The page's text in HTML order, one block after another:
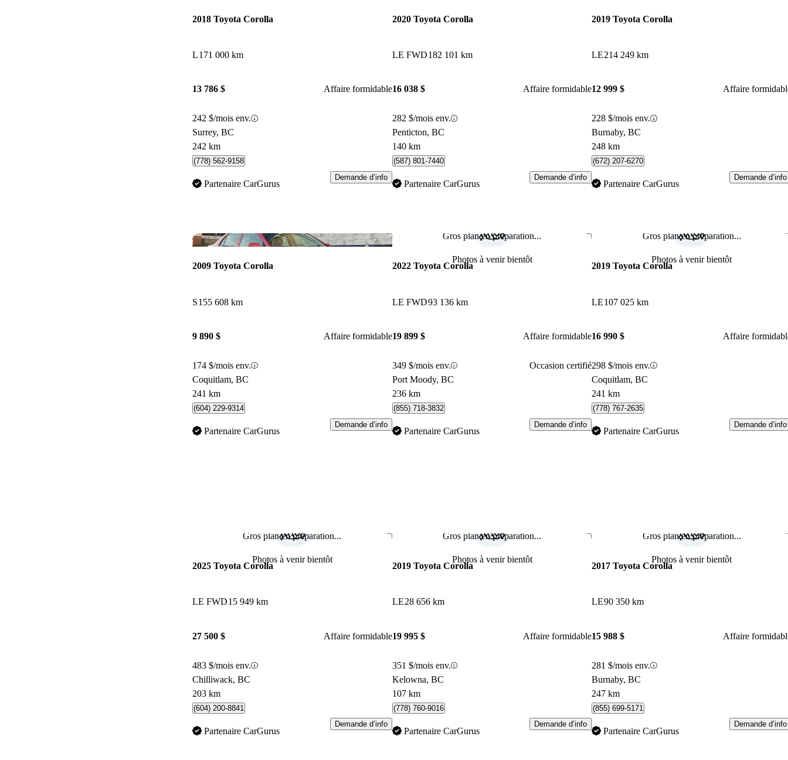
2018 Toyota Corolla
L171 000 km
13 786 $ Affaire formidable
242 $/mois env.
Surrey, BC
242 km
(778) 562-9158
Partenaire CarGurus
Demande d’info
2020 Toyota Corolla
LE FWD182 101 km
16 038 $ Affaire formidable
282 $/mois env.
Penticton, BC
140 km
(587) 801-7440
Partenaire CarGurus
Demande d’info
2019 Toyota Corolla
LE214 249 km
12 999 $ Affaire
228 $/mois env.
Burnaby, BC
248 km
(672) 207-6270
Partenaire CarGurus
Demande d’info
Enregistrer cette annonce
2009 Toyota Corolla
S155 608 km
9 890 $ Affaire formidable
174 $/mois env.
Coquitlam, BC
241 km
(604) 229-9314
Partenaire CarGurus
Demande d’info
Gros plan en préparation...
Photos à venir bientôt
Enregistrer cette annonce
2022 Toyota Corolla
LE FWD93 136 km
19 899 $ Affaire formidable
349 $/mois env.
Occasion certifié
Port Moody, BC
236 km
(855) 718-3832
Partenaire CarGurus
Demande d’info
Gros plan en préparation...
Photos à venir bientôt
2019 Toyota Corolla
LE107 025 km
16 990 $ Affaire
298 $/mois env.
Coquitlam, BC
241 km
(778) 767-2635
Partenaire CarGurus
Demande d’info
Gros plan en préparation...
Photos à venir bientôt
Enregistrer cette annonce
2025 Toyota Corolla
LE FWD15 949 km
27 500 $ Affaire formidable
483 $/mois env.
Chilliwack, BC
203 km
(604) 200-8841
Partenaire CarGurus
Demande d’info
Gros plan en préparation...
Photos à venir bientôt
Enregistrer cette annonce
2019 Toyota Corolla
LE28 656 km
19 995 $ Affaire formidable
351 $/mois env.
Kelowna, BC
107 km
(778) 760-9016
Partenaire CarGurus
Demande d’info
Gros plan en préparation...
Photos à venir bientôt
2017 Toyota Corolla
LE90 350 km
15 988 $ Affaire
281 $/mois env.
Burnaby, BC
247 km
(855) 699-5171
Partenaire CarGurus
Demande d’info